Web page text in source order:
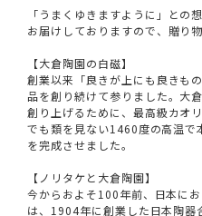
「うまくゆきますように」との
お届けしておりますので、贈り
【大倉陶園の白磁】
創業以来「良きが上にも良きも
品を創り続けて参りました。大
創り上げるために、最高級カオ
でも類を見ない1460度の高温で
を完成させました。
【ノリタケと大倉陶園】
今からおよそ100年前、日本に
は、1904年に創業した日本陶器